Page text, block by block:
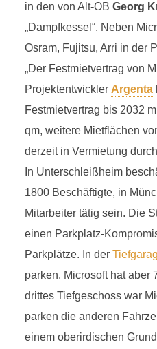
3 Minuten
in den von Alt-OB Georg
„Dampfkessel“. Neben
Osram, Fujitsu, Arri in der
„Der Festmietvertrag von
Projektentwickler Argenta
Festmietvertrag bis 2032
qm, weitere Mietflächen
derzeit in Vermietung
In Unterschleißheim
1800 Beschäftigte, in
Mitarbeiter tätig sein. Die
einen Parkplatz-
Parkplätze. In der
parken. Microsoft hat aber
drittes Tiefgeschoss war
parken die anderen
einem oberirdischen